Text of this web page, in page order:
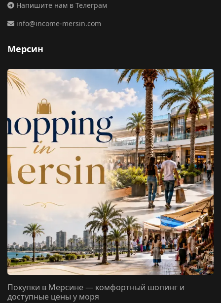
Напишите нам в Телеграм
info@income-mersin.com
Мерсин
Покупки в Мерсине — комфортный шопинг и
доступные цены у моря